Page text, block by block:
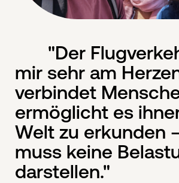
"Der
mir sehr am
verbindet
ermöglicht es
Welt zu erkunden
muss keine
darstellen."